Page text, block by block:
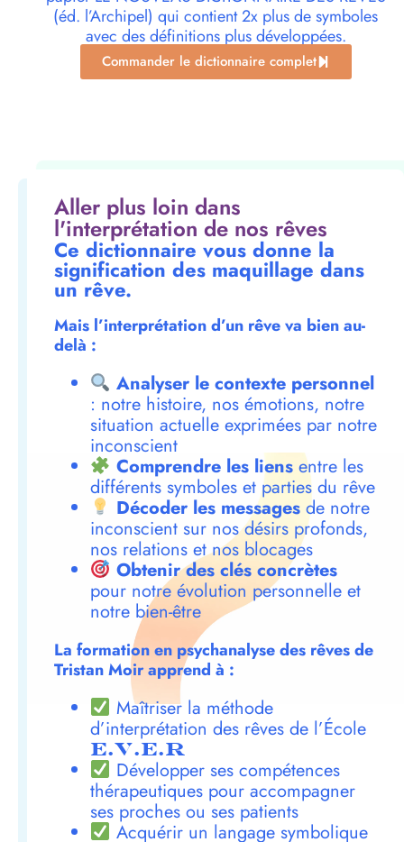
(éd. l’Archipel) qui contient 2x plus de symboles
avec des définitions plus développées.
Commander le dictionnaire complet
Aller plus loin dans
l'interprétation de nos rêves
Ce dictionnaire vous donne la
signification des maquillage dans
un rêve.
Mais l’interprétation d’un rêve va bien au-
delà :
Analyser le contexte personnel
: notre histoire, nos émotions, notre
situation actuelle exprimées par notre
inconscient
Comprendre les liensentre les
différents symboles et parties du rêve
Décoder les messagesde notre
inconscient sur nos désirs profonds,
nos relations et nos blocages
Obtenir des clés concrètes
pour notre évolution personnelle et
notre bien-être
La formation en psychanalyse des rêves de
Tristan Moir apprend à :
Maîtriser la méthode
d’interprétation des rêves de l’École
E.V.E.R
Développer ses compétences
thérapeutiques pour accompagner
ses proches ou ses patients
Acquérir un langage symbolique